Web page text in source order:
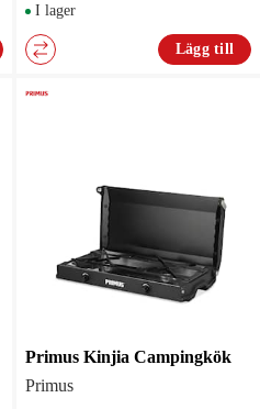
I lager
Lägg till
Primus Kinjia Campingkök
Primus